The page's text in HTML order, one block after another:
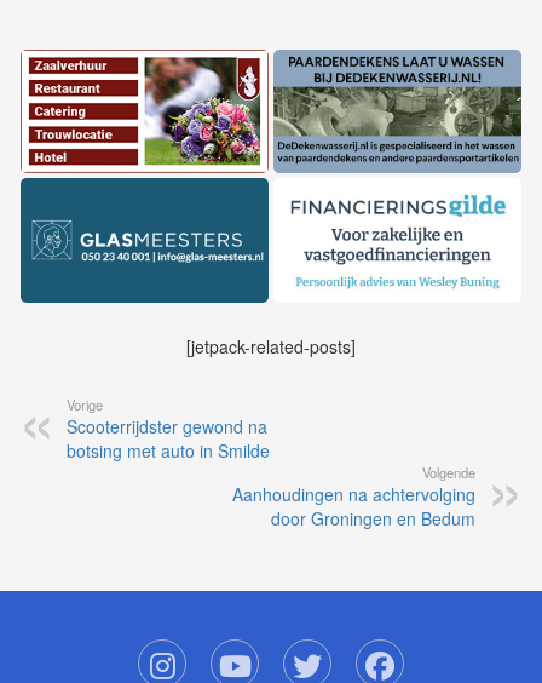
[jetpack-related-posts]
Vorige
Scooterrijdster gewond na
botsing met auto in Smilde
Volgende
Aanhoudingen na achtervolging
door Groningen en Bedum